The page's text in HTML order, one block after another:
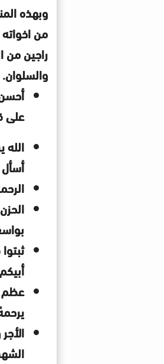
وبهذه
من
راجين من
والسلوان.
على
عظم